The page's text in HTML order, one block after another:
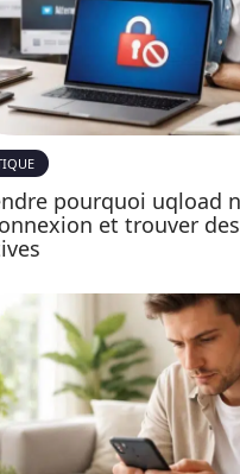
pourquoi uqload
et trouver des